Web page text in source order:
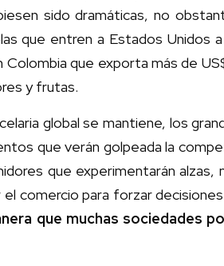
sido dramáticas, no
que entren a Estados Unidos
que exporta más de
y frutas.
global se mantiene, los
que verán golpeada la
que experimentarán alzas,
comercio para forzar
que muchas sociedades